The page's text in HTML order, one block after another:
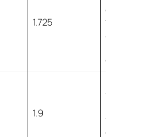
1.725
dni w
aktywna
dużo
1.9
trening,
fizyczna
dwa